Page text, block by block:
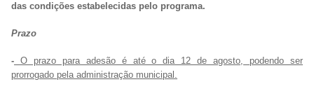
das condições estabelecidas pelo programa.
Prazo
- O prazo para adesão é até o dia 12 de agosto, podendo ser
prorrogado pela administração municipal.